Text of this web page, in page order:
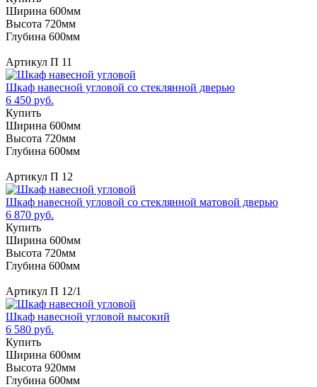
Ширина 600мм
Высота 720мм
Глубина 600мм
Артикул П 11
Шкаф навесной угловой со стеклянной дверью
6 450 руб.
Купить
Ширина 600мм
Высота 720мм
Глубина 600мм
Артикул П 12
Шкаф навесной угловой со стеклянной матовой дверью
6 870 руб.
Купить
Ширина 600мм
Высота 720мм
Глубина 600мм
Артикул П 12/1
Шкаф навесной угловой высокий
6 580 руб.
Купить
Ширина 600мм
Высота 920мм
Глубина 600мм